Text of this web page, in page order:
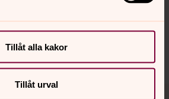
Tillåt alla kakor
Tillåt urval